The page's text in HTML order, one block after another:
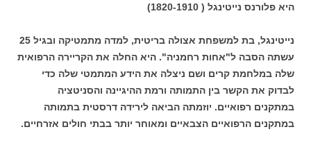
היא פלורנס נייטינגל ( 1820-1910)
נייטינגל, בת למשפחת אצולה בריטית, למדה מתמטיקה ובגיל 25
עשתה הסבה ל"אחות רחמניה". היא החלה את הקריירה הרפואית
שלה במלחמת קרים ושם ניצלה את הידע המתמטי שלה כדי
לבדוק את הקשר בין התמותה ורמת ההיגיינה והסניטציה
במתקנים רפואיים. יוזמתה הביאה לירידה דרסטית בתמותה
במתקנים הרפואיים הצבאיים ומאוחר יותר בבתי חולים אזרחיים.